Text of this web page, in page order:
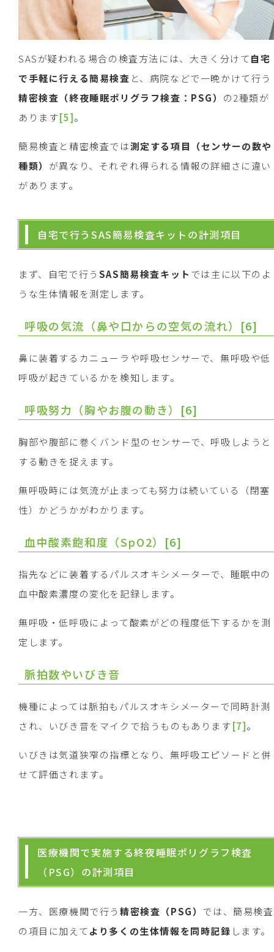
SASが疑われる場合の検査方法には、大きく分けて自宅
で手軽に行える簡易検査 と、病院などで一晩かけて行う
精密検査（終夜睡眠ポリグラフ検査： PSG） の2種類が
あります[5]。
簡易検査と精密検査では測定する項目（センサーの数や
種類） が異なり、それぞれ得られる情報の詳細さに違い
があります。
自宅で行うSAS簡易検査キットの計測項目
まず、自宅で行う SAS簡易検査キット では主に以下のよ
うな生体情報を測定します。
呼吸の気流（鼻や口からの空気の流れ） [6]
鼻に装着するカニューラや呼吸センサーで、無呼吸や低
呼吸が起きているかを検知します。
呼吸努力（胸やお腹の動き） [6]
胸部や腹部に巻くバンド型のセンサーで、呼吸しようと
する動きを捉えます。
無呼吸時には気流が止まっても努力は続いている（閉塞
性）かどうかがわかります。
血中酸素飽和度（SpO2） [6]
指先などに装着するパルスオキシメーターで、睡眠中の
血中酸素濃度の変化を記録します。
無呼吸・低呼吸によって酸素がどの程度低下するかを測
定します。
脈拍数やいびき音
機種によっては脈拍もパルスオキシメーターで同時計測
され、いびき音をマイクで拾うものもあります[7]。
いびきは気道狭窄の指標となり、無呼吸エピソードと併
せて評価されます。
医療機関で実施する終夜睡眠ポリグラフ検査
（PSG）の計測項目
一方、医療機関で行う精密検査（PSG） では、簡易検査
の項目に加えてより多くの生体情報を同時記録 します。